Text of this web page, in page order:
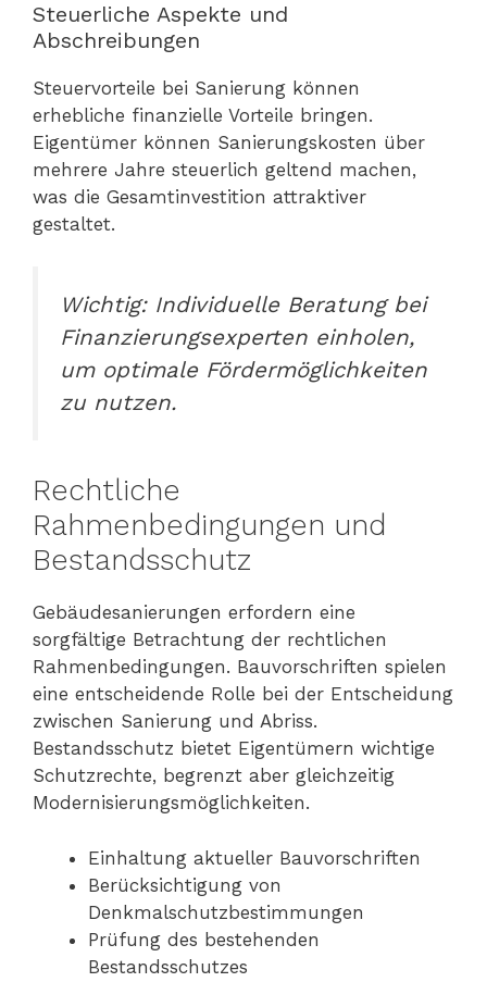
Steuerliche Aspekte und
Abschreibungen
Steuervorteile bei Sanierung können
erhebliche finanzielle Vorteile bringen.
Eigentümer können Sanierungskosten über
mehrere Jahre steuerlich geltend machen,
was die Gesamtinvestition attraktiver
gestaltet.
Wichtig: Individuelle Beratung bei
Finanzierungsexperten einholen,
um optimale Fördermöglichkeiten
zu nutzen.
Rechtliche
Rahmenbedingungen und
Bestandsschutz
Gebäudesanierungen erfordern eine
sorgfältige Betrachtung der rechtlichen
Rahmenbedingungen. Bauvorschriften spielen
eine entscheidende Rolle bei der Entscheidung
zwischen Sanierung und Abriss.
Bestandsschutz bietet Eigentümern wichtige
Schutzrechte, begrenzt aber gleichzeitig
Modernisierungsmöglichkeiten.
Einhaltung aktueller Bauvorschriften
Berücksichtigung von
Denkmalschutzbestimmungen
Prüfung des bestehenden
Bestandsschutzes